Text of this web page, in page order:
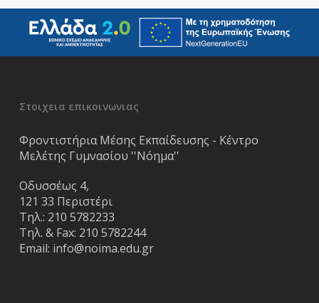
Στοιχεια επικοινωνιας
Φροντιστήρια Μέσης Εκπαίδευσης - Κέντρο
Μελέτης Γυμνασίου ''Νόημα''
Οδυσσέως 4,
121 33 Περιστέρι
Τηλ.: 210 5782233
Τηλ. & Fax: 210 5782244
Email: info@noima.edu.gr